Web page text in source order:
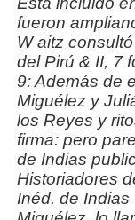
fueron
W aitz
del Pirú & II, 7
9: Además de
Miguélez y
los Reyes y
firma: pero
de Indias
Historiadores
Inéd. de Indias